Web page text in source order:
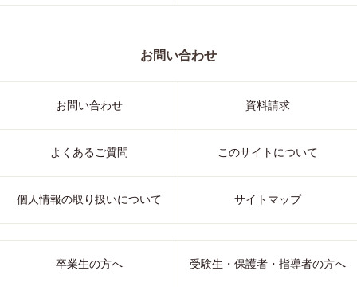
お問い合わせ
お問い合わせ 資料請求
よくあるご質問 このサイトについて
個人情報の取り扱いについて サイトマップ
卒業生の方へ 受験生・保護者・指導者の方へ